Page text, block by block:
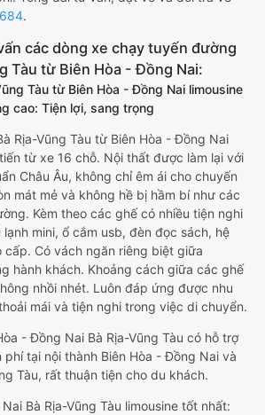
.
các dòng xe chạy tuyến đường
Tàu từ Biên Hòa - Đồng Nai:
Tàu từ Biên Hòa - Đồng Nai limousine
cao: Tiện lợi, sang trọng
Rịa-Vũng Tàu từ Biên Hòa - Đồng Nai
từ xe 16 chỗ. Nội thất được làm lại với
Châu Âu, không chỉ êm ái cho chuyến
mát mẻ và không hề bị hầm bí như các
Kèm theo các ghế có nhiều tiện nghi
mini, ổ cắm usb, đèn đọc sách, hệ
cấp. Có vách ngăn riêng biệt giữa
hành khách. Khoảng cách giữa các ghế
nhồi nhét. Luôn đáp ứng được nhu
mái và tiện nghi trong việc di chuyển.
- Đồng Nai Bà Rịa-Vũng Tàu có hỗ trợ
tại nội thành Biên Hòa - Đồng Nai và
Tàu, rất thuận tiện cho du khách.
Bà Rịa-Vũng Tàu limousine tốt nhất: